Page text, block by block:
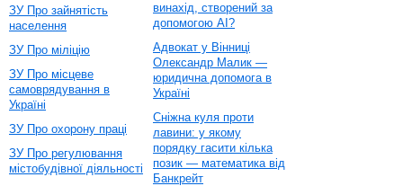
ЗУ Про зайнятість
населення
ЗУ Про міліцію
ЗУ Про місцеве
самоврядування в
Україні
ЗУ Про охорону праці
ЗУ Про регулювання
містобудівної діяльності
винахід, створений за
допомогою AI?
Адвокат у Вінниці
Олександр Малик —
юридична допомога в
Україні
Сніжна куля проти
лавини: у якому
порядку гасити кілька
позик — математика від
Банкрейт